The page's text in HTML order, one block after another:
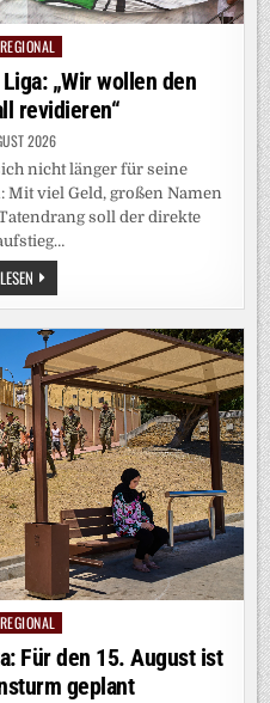
„Wir wollen den
revidieren“
2026
nicht länger für seine
viel Geld, großen Namen
soll der direkte
WOLFSBURG
IN
ZWEITER
LIGA:
„WIR
WOLLEN
DEN
BETRIEBSUNFALL
REVIDIEREN“
Für den 15. August ist
geplant